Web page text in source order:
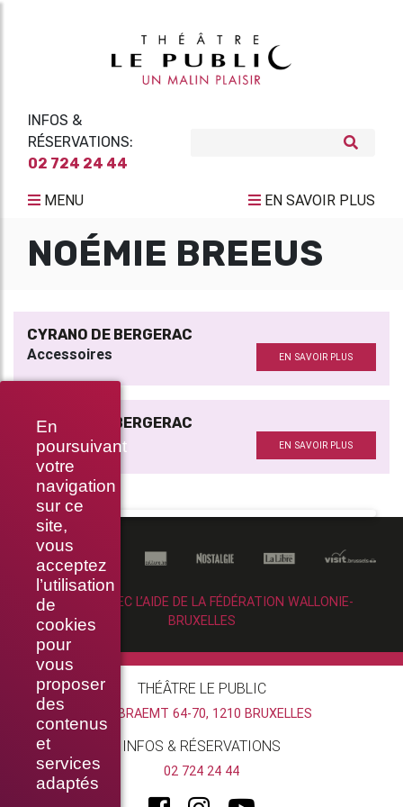
En
poursuivant
votre
navigation
sur ce
site,
vous
acceptez
l’utilisation
de
cookies
pour
vous
proposer
des
contenus
et
services
adaptés
INFOS &
RÉSERVATIONS:
02 724 24 44
MENU EN SAVOIR PLUS
NOÉMIE BREEUS
CYRANO DE BERGERAC
Accessoires EN SAVOIR PLUS
CYRANO DE BERGERAC
Accessoires EN SAVOIR PLUS
RÉALISÉ AVEC L’AIDE DE LA FÉDÉRATION WALLONIE-
BRUXELLES
THÉÂTRE LE PUBLIC
RUE BRAEMT 64-70, 1210 BRUXELLES
INFOS & RÉSERVATIONS
02 724 24 44